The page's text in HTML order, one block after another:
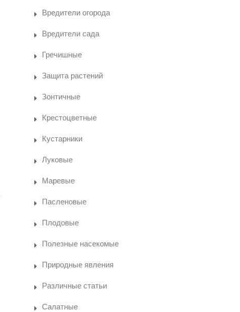
Вредители огорода
Вредители сада
Гречишные
Защита растений
Зонтичные
Крестоцветные
Кустарники
Луковые
Маревые
Пасленовые
Плодовые
Полезные насекомые
Природные явления
Различные статьи
Салатные